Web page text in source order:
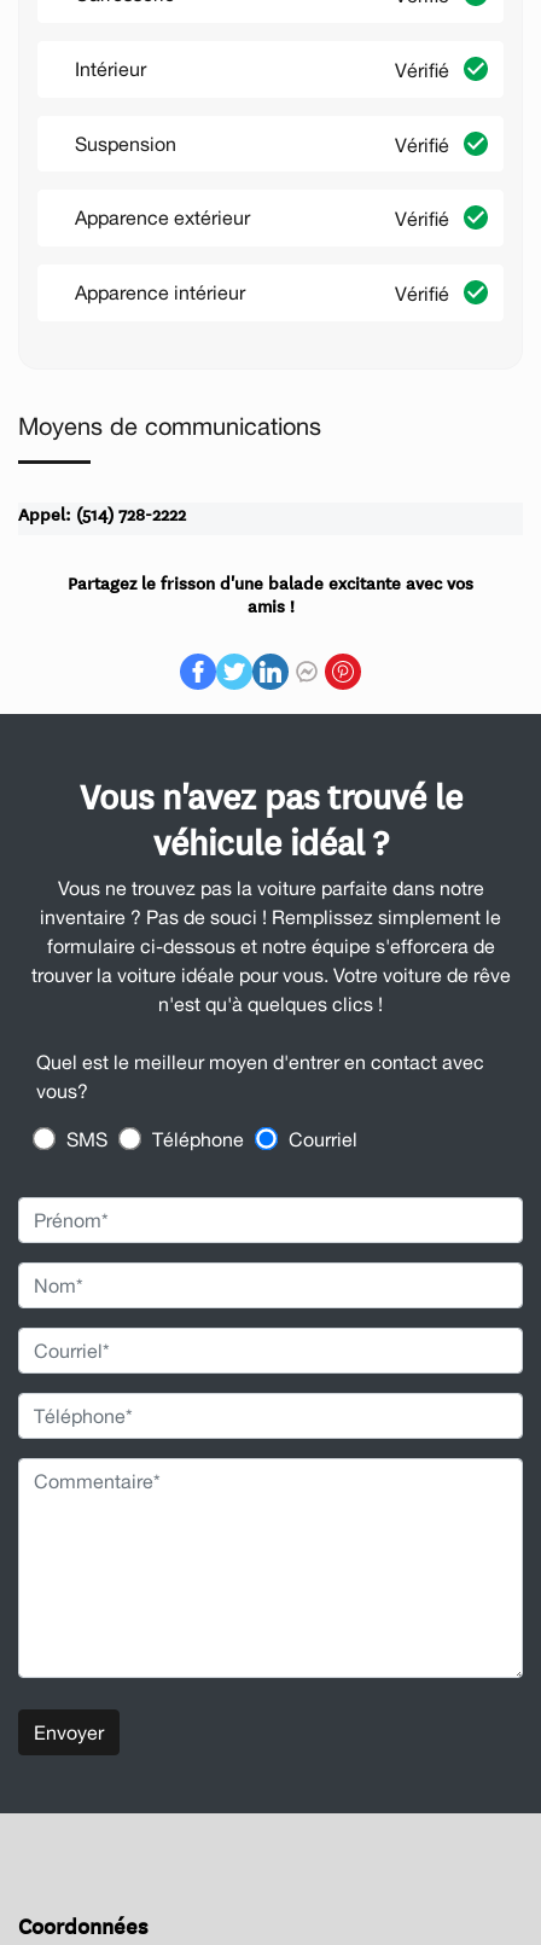
Intérieur Vérifié
Suspension Vérifié
Apparence extérieur Vérifié
Apparence intérieur Vérifié
Moyens de communications
Appel: (514) 728-2222
Partagez le frisson d'une balade excitante avec vos
amis !
Vous n'avez pas trouvé le
véhicule idéal ?
Vous ne trouvez pas la voiture parfaite dans notre
inventaire ? Pas de souci ! Remplissez simplement le
formulaire ci-dessous et notre équipe s'efforcera de
trouver la voiture idéale pour vous. Votre voiture de rêve
n'est qu'à quelques clics !
Quel est le meilleur moyen d'entrer en contact avec
vous?
SMS Téléphone Courriel
Envoyer
Coordonnées